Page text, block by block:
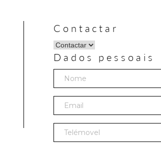
Contactar
Dados pessoais